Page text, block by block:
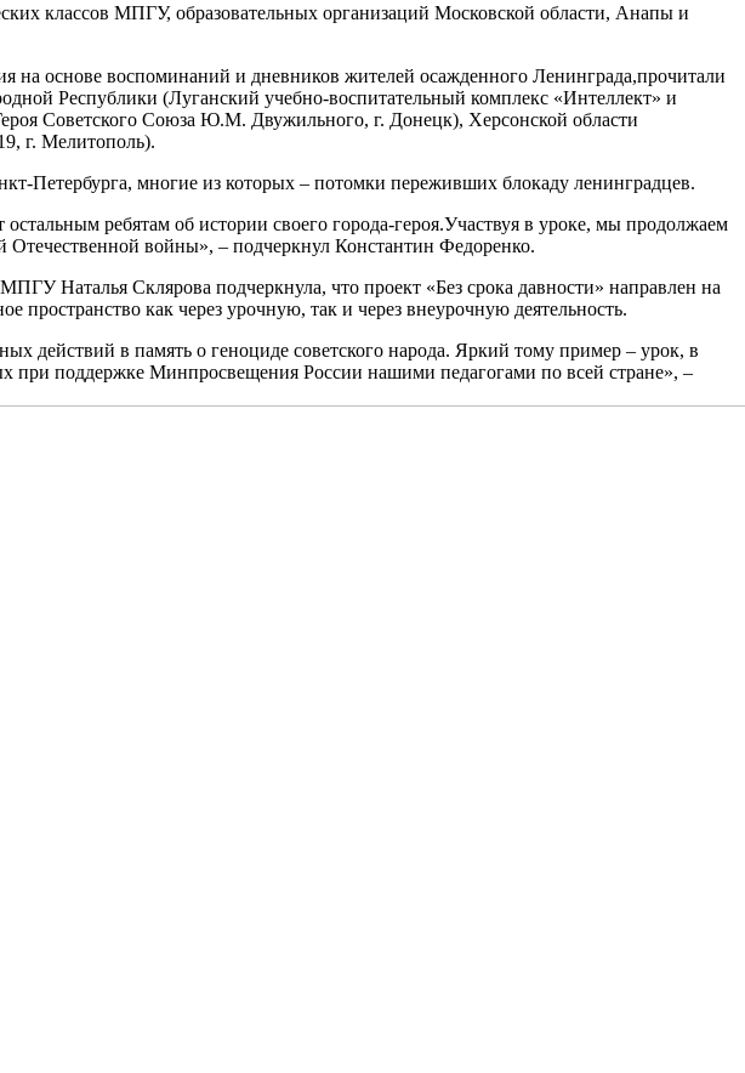
классов МПГУ, образовательных организаций Московской области, Анапы и
основе воспоминаний и дневников жителей осажденного Ленинграда,прочитали
Республики (Луганский учебно-воспитательный комплекс «Интеллект» и
Советского Союза Ю.М. Двужильного, г. Донецк), Херсонской области
г. Мелитополь).
Петербурга, многие из которых – потомки переживших блокаду ленинградцев.
ребятам об истории своего города-героя.Участвуя в уроке, мы продолжаем
Отечественной войны», – подчеркнул Константин Федоренко.
Наталья Склярова подчеркнула, что проект «Без срока давности» направлен на
пространство как через урочную, так и через внеурочную деятельность.
действий в память о геноциде советского народа. Яркий тому пример – урок, в
при поддержке Минпросвещения России нашими педагогами по всей стране», –